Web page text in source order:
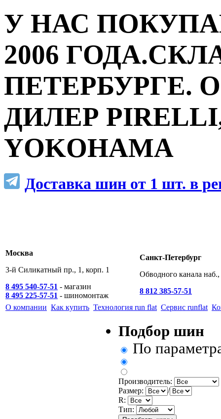
У НАС
2006
ПЕТЕРБУРГЕ.
ДИЛЕР
YOKOHAMA
Доставка шин от 1 шт. в
Москва
3-й Силикатный пр., 1, корп. 1
8 495 540-57-51 - магазин
8 495 225-57-51 - шиномонтаж
Санкт-Петербург
Обводного канала
8 812 385-57-51
О компании Как купить Технология run flat Сервис runflat
Подбор шин
По
Производитель:
Размер:
/
R:
Тип: